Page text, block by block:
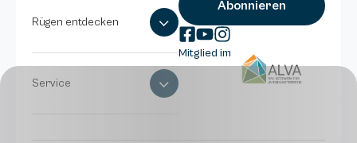
Rügen entdecken
Service
Mitglied im